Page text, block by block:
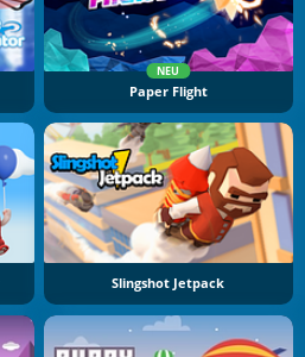
NEU
Paper Flight
Slingshot Jetpack